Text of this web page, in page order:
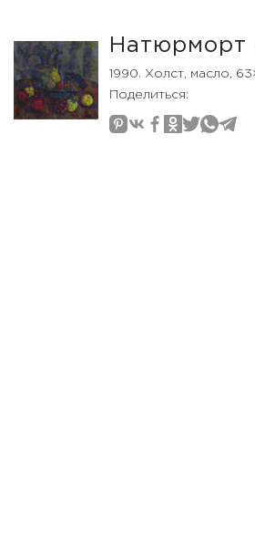
Натюрморт
1990. Холст, масло,
Поделиться: